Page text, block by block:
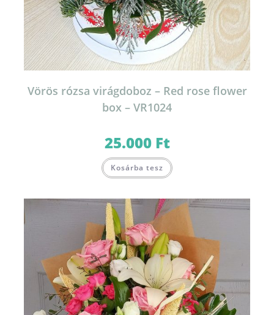
Vörös rózsa virágdoboz – Red rose flower
box – VR1024
25.000 Ft
Kosárba tesz